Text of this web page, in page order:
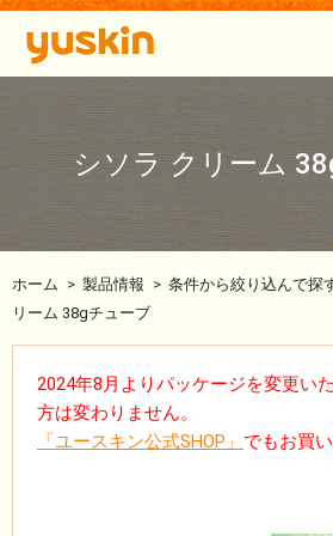
シソラ クリーム
ホーム > 製品情報 > 条件から絞り込んで探
リーム 38gチューブ
2024年8月よりパッケージを変更い
方は変わりません。
「ユースキン公式SHOP」 でもお買